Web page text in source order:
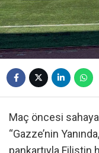
Maç öncesi sahaya
“Gazze’nin
pankartıyla Filistin